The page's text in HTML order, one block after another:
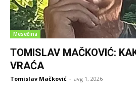
Mesečina
TOMISLAV MAČKOVIĆ:
VRAĆA
Tomislav Mačković - avg 1, 2026